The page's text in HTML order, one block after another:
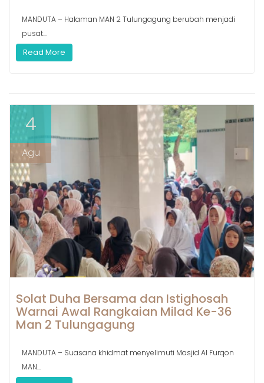
MANDUTA – Halaman MAN 2 Tulungagung berubah menjadi
pusat...
Read More
4
Agu
Solat Duha Bersama dan Istighosah
Warnai Awal Rangkaian Milad Ke-36
Man 2 Tulungagung
MANDUTA – Suasana khidmat menyelimuti Masjid Al Furqon
MAN...